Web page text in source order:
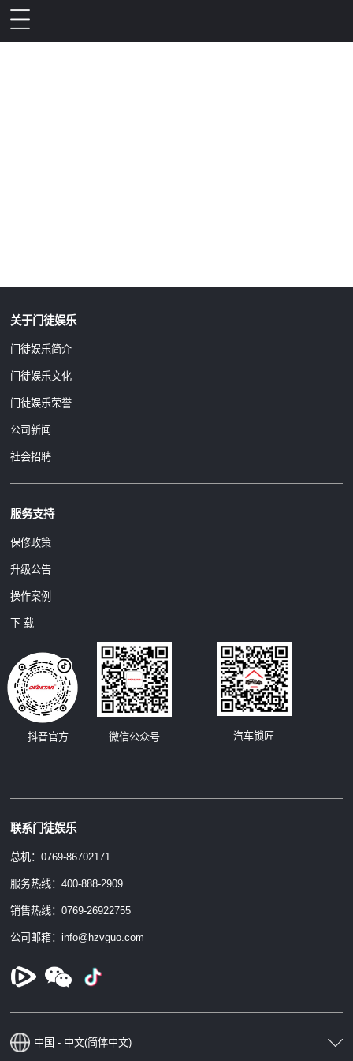
关于门徒娱乐
门徒娱乐简介
门徒娱乐文化
门徒娱乐荣誉
公司新闻
社会招聘
服务支持
保修政策
升级公告
操作案例
下 载
微信公众号
抖音官方 汽车锁匠
联系门徒娱乐
总机：0769-86702171
服务热线：400-888-2909
销售热线：0769-26922755
公司邮箱：info@hzvguo.com
中国 - 中文(简体中文)